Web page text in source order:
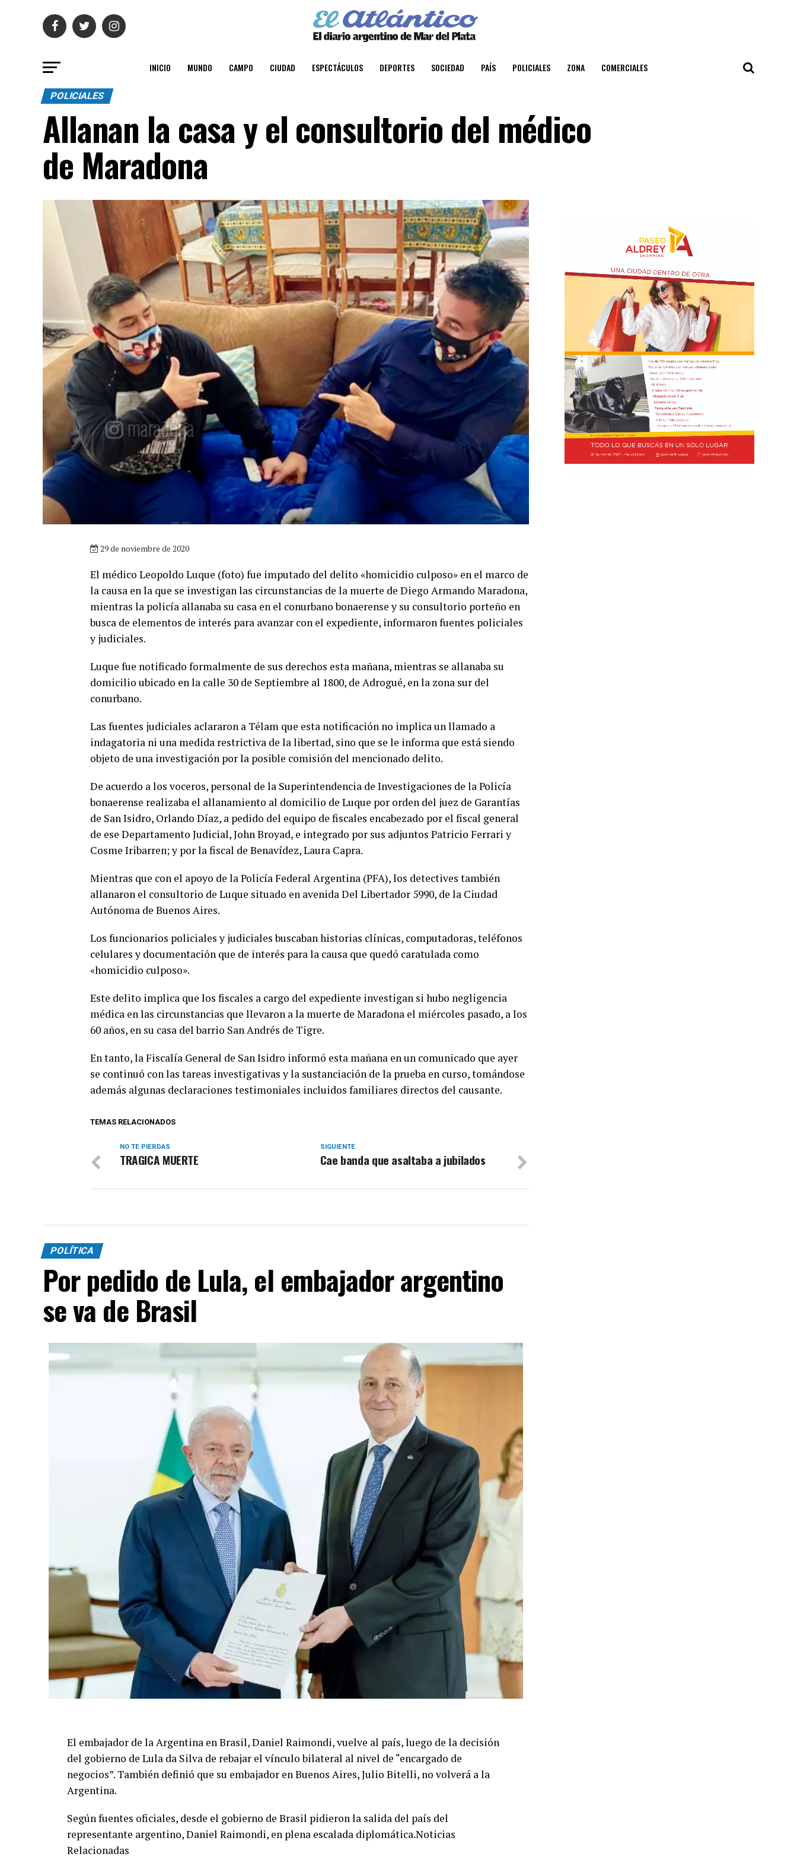
INICIO MUNDO CAMPO CIUDAD ESPECTÁCULOS DEPORTES SOCIEDAD PAÍS POLICIALES ZONA COMERCIALES
POLICIALES
Allanan la casa y el consultorio del médico
de Maradona
29 de noviembre de 2020
El médico Leopoldo Luque (foto) fue imputado del delito «homicidio culposo» en el marco de
la causa en la que se investigan las circunstancias de la muerte de Diego Armando Maradona,
mientras la policía allanaba su casa en el conurbano bonaerense y su consultorio porteño en
busca de elementos de interés para avanzar con el expediente, informaron fuentes policiales
y judiciales.
Luque fue notificado formalmente de sus derechos esta mañana, mientras se allanaba su
domicilio ubicado en la calle 30 de Septiembre al 1800, de Adrogué, en la zona sur del
conurbano.
Las fuentes judiciales aclararon a Télam que esta notificación no implica un llamado a
indagatoria ni una medida restrictiva de la libertad, sino que se le informa que está siendo
objeto de una investigación por la posible comisión del mencionado delito.
De acuerdo a los voceros, personal de la Superintendencia de Investigaciones de la Policía
bonaerense realizaba el allanamiento al domicilio de Luque por orden del juez de Garantías
de San Isidro, Orlando Díaz, a pedido del equipo de fiscales encabezado por el fiscal general
de ese Departamento Judicial, John Broyad, e integrado por sus adjuntos Patricio Ferrari y
Cosme Iribarren; y por la fiscal de Benavídez, Laura Capra.
Mientras que con el apoyo de la Policía Federal Argentina (PFA), los detectives también
allanaron el consultorio de Luque situado en avenida Del Libertador 5990, de la Ciudad
Autónoma de Buenos Aires.
Los funcionarios policiales y judiciales buscaban historias clínicas, computadoras, teléfonos
celulares y documentación que de interés para la causa que quedó caratulada como
«homicidio culposo».
Este delito implica que los fiscales a cargo del expediente investigan si hubo negligencia
médica en las circunstancias que llevaron a la muerte de Maradona el miércoles pasado, a los
60 años, en su casa del barrio San Andrés de Tigre.
En tanto, la Fiscalía General de San Isidro informó esta mañana en un comunicado que ayer
se continuó con las tareas investigativas y la sustanciación de la prueba en curso, tomándose
además algunas declaraciones testimoniales incluidos familiares directos del causante.
TEMAS RELACIONADOS
SIGUIENTE
Cae banda que asaltaba a jubilados
NO TE PIERDAS
TRAGICA MUERTE
POLÍTICA
Por pedido de Lula, el embajador argentino
se va de Brasil
El embajador de la Argentina en Brasil, Daniel Raimondi, vuelve al país, luego de la decisión
del gobierno de Lula da Silva de rebajar el vínculo bilateral al nivel de “encargado de
negocios”. También definió que su embajador en Buenos Aires, Julio Bitelli, no volverá a la
Argentina.
Según fuentes oficiales, desde el gobierno de Brasil pidieron la salida del país del
representante argentino, Daniel Raimondi, en plena escalada diplomática.Noticias
Relacionadas